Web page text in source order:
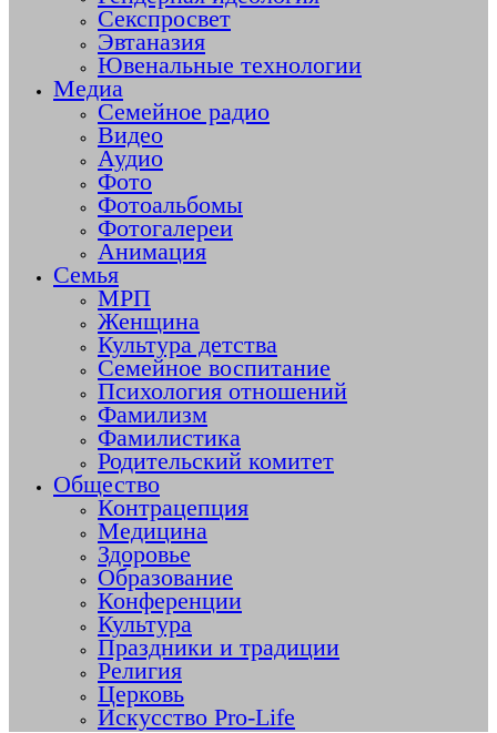
Секспросвет
Эвтаназия
Ювенальные технологии
Медиа
Семейное радио
Видео
Аудио
Фото
Фотоальбомы
Фотогалереи
Анимация
Семья
МРП
Женщина
Культура детства
Семейное воспитание
Психология отношений
Фамилизм
Фамилистика
Родительский комитет
Общество
Контрацепция
Медицина
Здоровье
Образование
Конференции
Культура
Праздники и традиции
Религия
Церковь
Искусство Pro-Life